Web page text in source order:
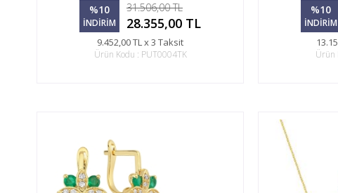
%10
İNDİRİM
31.506,00 TL
28.355,00 TL
9.452,00 TL x 3 Taksit
Ürün Kodu : PUT0004TK
%10
İNDİRİM
Ürün